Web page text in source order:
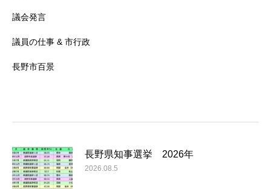
議会発言
議員の仕事 & 市行政
長野市百景
長野県知事選挙 2026年
2026.08.5